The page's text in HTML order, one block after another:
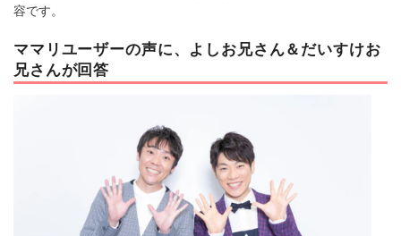
容です。
ママリユーザーの声に、よしお兄さん＆だいすけお
兄さんが回答